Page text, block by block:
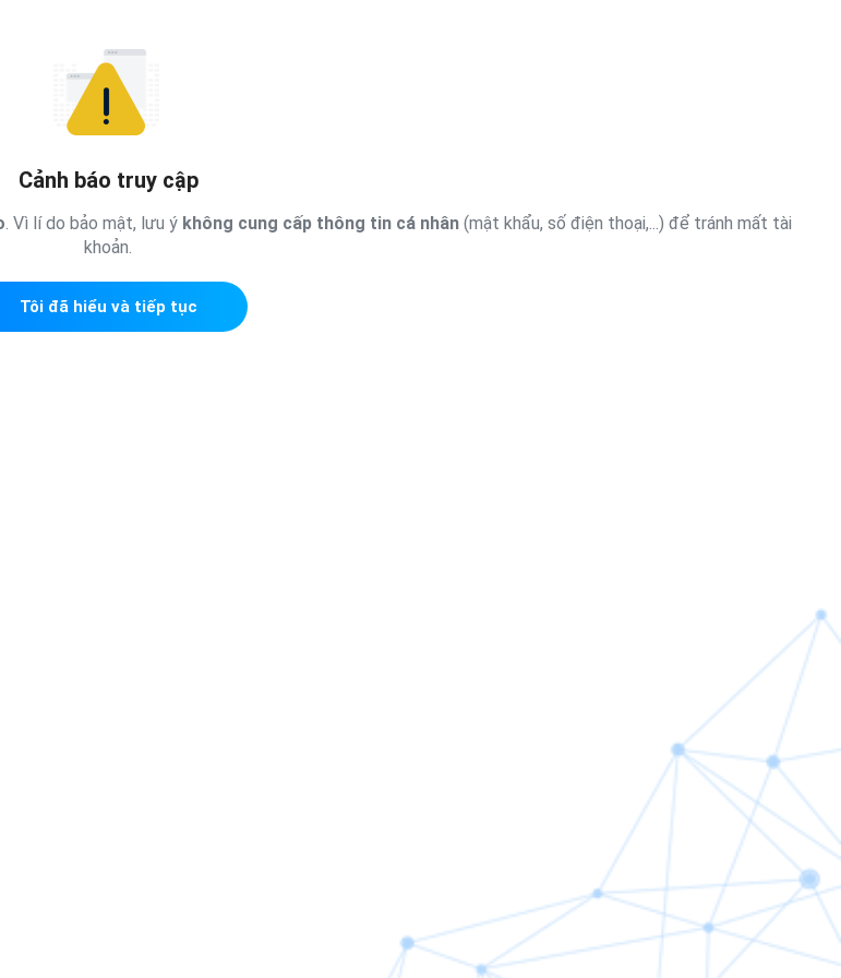
Cảnh báo truy cập
. Vì lí do bảo mật, lưu ý không cung cấp thông tin cá nhân (mật khẩu, số điện thoại,...) để tránh mất tài
khoản.
Tôi đã hiểu và tiếp tục